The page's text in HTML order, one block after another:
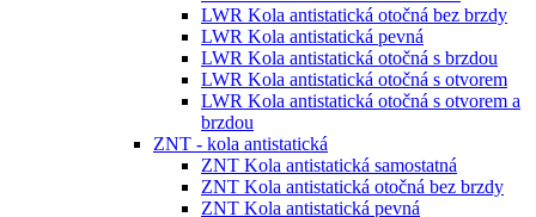
LWR Kola antistatická otočná bez brzdy
LWR Kola antistatická pevná
LWR Kola antistatická otočná s brzdou
LWR Kola antistatická otočná s otvorem
LWR Kola antistatická otočná s otvorem a
brzdou
ZNT - kola antistatická
ZNT Kola antistatická samostatná
ZNT Kola antistatická otočná bez brzdy
ZNT Kola antistatická pevná